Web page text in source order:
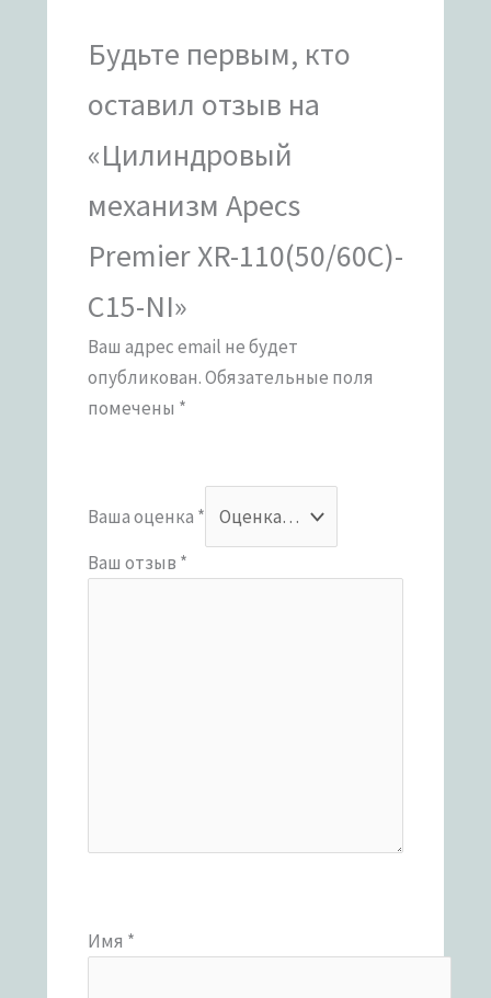
Будьте первым, кто
оставил отзыв на
«Цилиндровый
механизм Apecs
Premier XR-110(50/60C)-
C15-NI»
Ваш адрес email не будет
опубликован.Обязательные поля
помечены *
Ваша оценка *
Ваш отзыв *
Имя *